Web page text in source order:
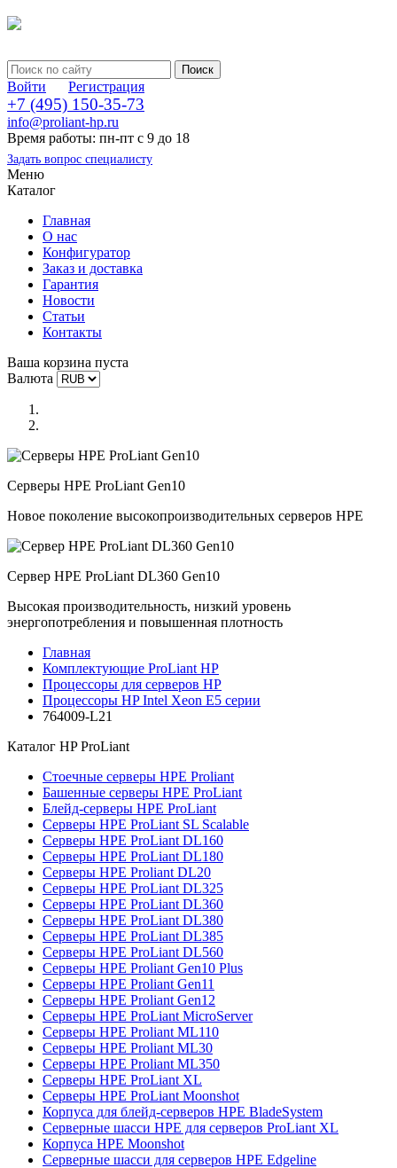
Войти Регистрация
+7 (495) 150-35-73
info@proliant-hp.ru
Время работы: пн-пт с 9 до 18
Задать вопрос специалисту
Меню
Каталог
Главная
О нас
Конфигуратор
Заказ и доставка
Гарантия
Новости
Статьи
Контакты
Ваша корзина пуста
Валюта
Серверы HPE ProLiant Gen10
Новое поколение высокопроизводительных серверов HPE
Сервер HPE ProLiant DL360 Gen10
Высокая производительность, низкий уровень
энергопотребления и повышенная плотность
Главная
Комплектующие ProLiant HP
Процессоры для серверов HP
Процессоры HP Intel Xeon E5 серии
764009-L21
Каталог HP ProLiant
Стоечные серверы HPE Proliant
Башенные серверы HPE ProLiant
Блейд-серверы HPE ProLiant
Серверы HPE ProLiant SL Scalable
Серверы HPE ProLiant DL160
Серверы HPE ProLiant DL180
Серверы HPE Proliant DL20
Серверы HPE ProLiant DL325
Серверы HPE ProLiant DL360
Серверы HPE ProLiant DL380
Серверы HPE ProLiant DL385
Серверы HPE ProLiant DL560
Серверы HPE Proliant Gen10 Plus
Серверы HPE Proliant Gen11
Серверы HPE Proliant Gen12
Серверы HPE ProLiant MicroServer
Серверы HPE Proliant ML110
Серверы HPE Proliant ML30
Серверы HPE Proliant ML350
Серверы HPE ProLiant XL
Серверы HPE ProLiant Moonshot
Корпуса для блейд-серверов HPE BladeSystem
Серверные шасси HPE для серверов ProLiant XL
Корпуса HPE Moonshot
Серверные шасси для серверов HPE Edgeline